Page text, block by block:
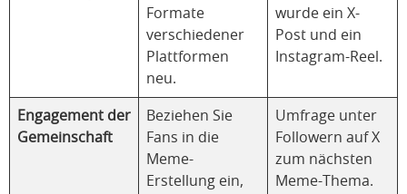
Formate
verschiedener
Plattformen
neu.
wurde ein X-
Post und ein
Instagram-Reel.
Engagement der
Gemeinschaft
Beziehen Sie
Fans in die
Meme-
Erstellung ein,
Umfrage unter
Followern auf X
zum nächsten
Meme-Thema.